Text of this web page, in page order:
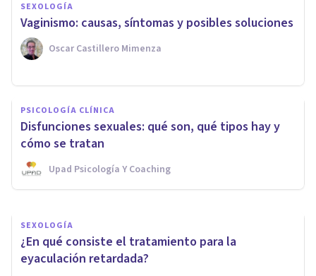
SEXOLOGÍA
​Vaginismo: causas, síntomas y posibles soluciones
Oscar Castillero Mimenza
PSICOLOGÍA CLÍNICA
Disfunciones sexuales: qué son, qué tipos hay y
cómo se tratan
Upad Psicología Y Coaching
Entrevista a Brenda R.
Bodemer: el vínculo entre la
sexología y la cultura
Psicología Y Mente
SEXOLOGÍA
¿En qué consiste el tratamiento para la
eyaculación retardada?